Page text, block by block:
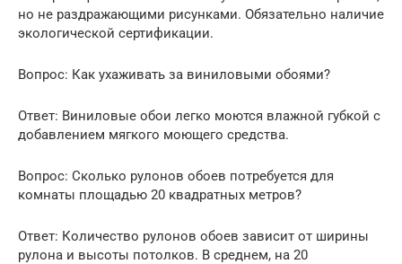
но не раздражающими рисунками. Обязательно наличие
экологической сертификации.
Вопрос: Как ухаживать за виниловыми обоями?
Ответ: Виниловые обои легко моются влажной губкой с
добавлением мягкого моющего средства.
Вопрос: Сколько рулонов обоев потребуется для
комнаты площадью 20 квадратных метров?
Ответ: Количество рулонов обоев зависит от ширины
рулона и высоты потолков. В среднем, на 20